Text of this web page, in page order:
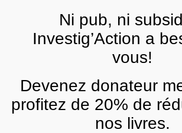
FRNi pub, ni
Investig’Action a
vous!
Devenez donateur
profitez de 20% de
nos livres.